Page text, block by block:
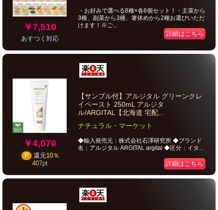
￥7,510
あすつく対応
・お好みで選べる8種×各6個セット！・主菜から
3種、副菜から3種、箸休めから2種お選びいただ
けます！※ご...
詳細はこちら
￥4,070
P 還元10％
407pt
【サンプル付】アルジタル グリーンクレ
イペースト 250mL アルジタ
ル/ARGITAL【北海道 宅配...
ナチュラル・マーケット
◆輸入発売元：株式会社石澤研究所 ◆ブランド
名：アルジタル ARGITAL argital ◆区分：イタ...
詳細はこちら